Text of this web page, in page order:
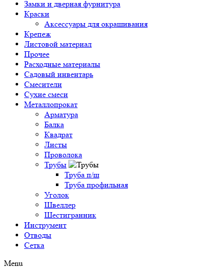
Замки и дверная фурнитура
Краски
Аксессуары для окрашивания
Крепеж
Листовой материал
Прочее
Расходные материалы
Садовый инвентарь
Смесители
Сухие смеси
Металлопрокат
Арматура
Балка
Квадрат
Листы
Проволока
Трубы
Труба п/ш
Труба профильная
Уголок
Швеллер
Шестигранник
Инструмент
Отводы
Сетка
Menu